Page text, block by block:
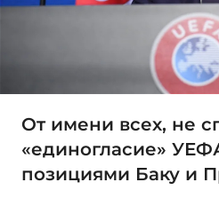
От имени всех, не
«единогласие»
позициями Баку и